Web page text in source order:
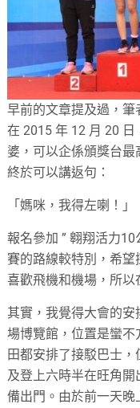
早前的文章提及過，筆
在 2015 年 12 月 20
婆，可以企係頒獎台最
終於可以講返句：
「媽咪，我得左喇！」
報名參加 ” 翱翔活力
賽的路線較特別，希
喜歡飛機和機場，所以
其實，我覺得大會的
場博覽館，位置是蠻
田都安排了接駁巴士
及登上六時半在旺角
備出門。由於前一天晚